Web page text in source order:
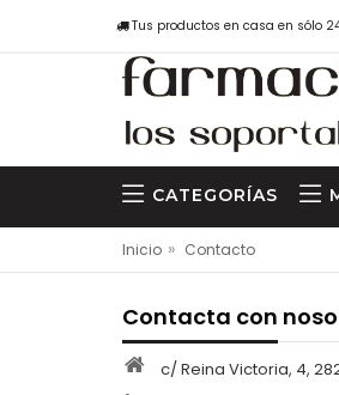
Tus productos en casa en sólo
CATEGORÍAS
Inicio » Contacto
Contacta con
c/ Reina Victoria, 4,